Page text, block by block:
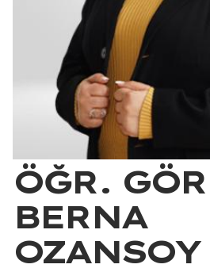
ÖĞR.
BERNA
OZANSOY